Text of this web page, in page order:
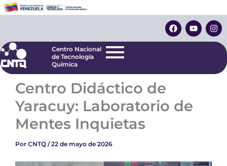
al
F
a
c
o
Y
o
u
e
I
n
s
r
Centro Nacional
de Tecnología
Centro Nacional
de Tecnología
Química
Centro Didáctico de
Yaracuy: Laboratorio de
Mentes Inquietas
Por CNTQ /22 de mayo de 2026